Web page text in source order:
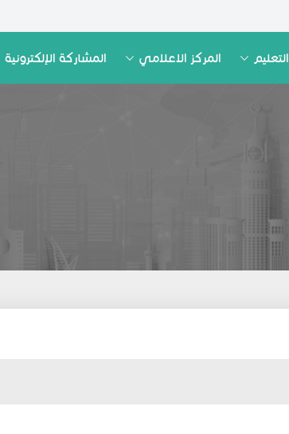
التعليم المركز الاعلامي المشاركة الإلكترونية